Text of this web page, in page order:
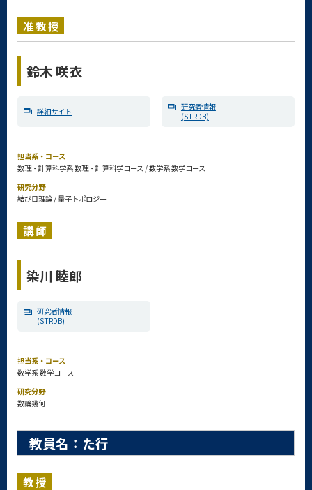
准教授
鈴木 咲衣
詳細サイト
研究者情報
(STRDB)
担当系・コース
数理・計算科学系 数理・計算科学コース / 数学系 数学コース
研究分野
結び目理論 / 量子トポロジー
講師
染川 睦郎
研究者情報
(STRDB)
担当系・コース
数学系 数学コース
研究分野
数論幾何
教員名：た行
教授